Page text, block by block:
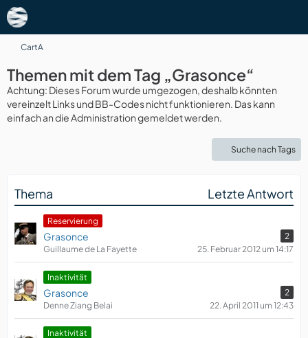
CartA
Themen mit dem Tag „Grasonce“
Achtung: Dieses Forum wurde umgezogen, deshalb könnten
vereinzelt Links und BB-Codes nicht funktionieren. Das kann
einfach an die Administration gemeldet werden.
Suche nach Tags
Thema Letzte Antwort
Reservierung
Grasonce
2
Guillaume de La Fayette
25. Februar 2012 um 14:17
​Inaktivität
Grasonce
2
Denne Ziang Belai
22. April 2011 um 12:43
​Inaktivität